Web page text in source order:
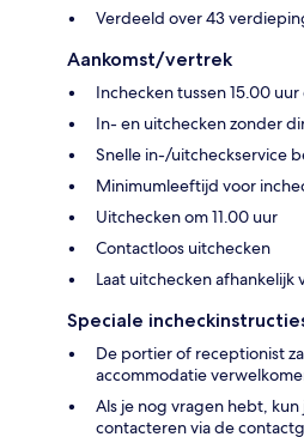
Verdeeld over 43
Aankomst/vertrek
Inchecken tussen 15.00
In- en uitchecken zonder
Snelle in-/uitcheckservice
Minimumleeftijd voor
Uitchecken om 11.00 uur
Contactloos uitchecken
Laat uitchecken afhankelijk
Speciale
De portier of receptionist
accommodatie
Als je nog vragen hebt,
contacteren via de